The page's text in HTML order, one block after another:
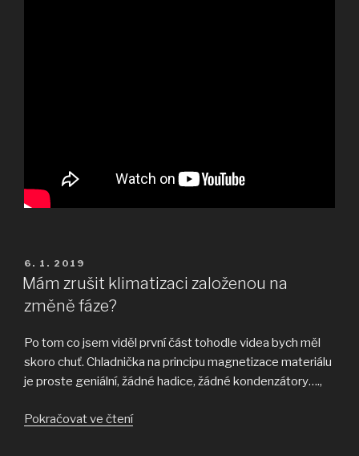
PUBLIKOVÁNO
6. 1. 2019
Mám zrušit klimatizaci založenou na
změně fáze?
Po tom co jsem viděl první část tohodle videa bych měl
skoro chuť. Chladnička na principu magnetizace materiálu
je proste geniální, žádné hadice, žádné kondenzátory….,
Pokračovat ve čtení„Mám